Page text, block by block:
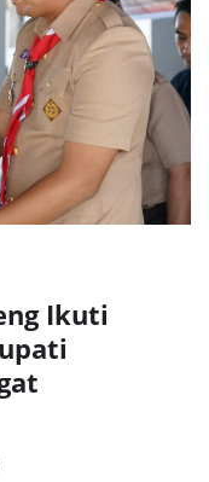
Ikuti